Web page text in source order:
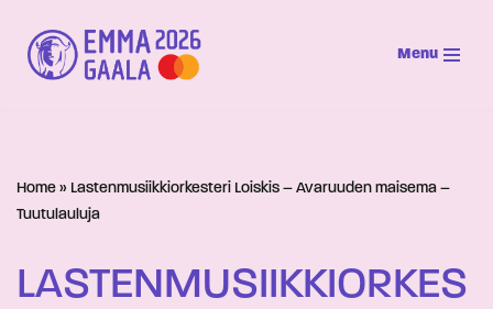
Siirry
suoraan
Menu
Home » Lastenmusiikkiorkesteri Loiskis – Avaruuden maisema –
Tuutulauluja
LASTENMUSIIKKIORKES